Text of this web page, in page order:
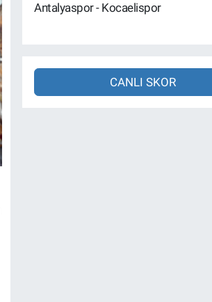
Antalyaspor - Kocaelispor
CANLI SKOR